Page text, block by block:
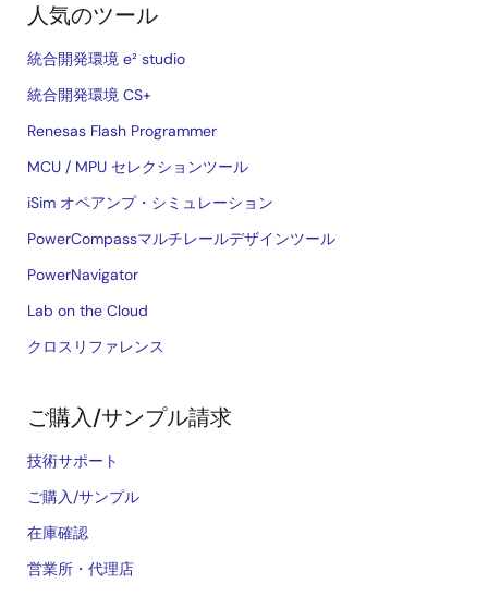
人気のツール
統合開発環境 e² studio
統合開発環境 CS+
Renesas Flash Programmer
MCU / MPU セレクションツール
iSim オペアンプ・シミュレーション
PowerCompassマルチレールデザインツール
PowerNavigator
Lab on the Cloud
クロスリファレンス
ご購入/サンプル請求
技術サポート
ご購入/サンプル
在庫確認
営業所・代理店